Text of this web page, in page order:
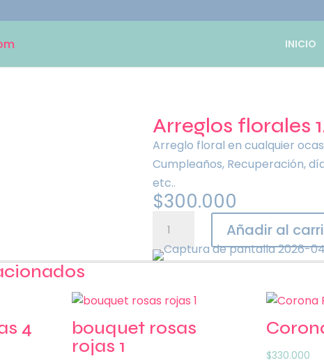
INICIO
Arreglos florales
Arreglo floral en cualquier
Cumpleaños, Recuperación,
etc..
$300.000
florales
14
Añadir al
4
bouquet rosas
rojas 1
$330.000